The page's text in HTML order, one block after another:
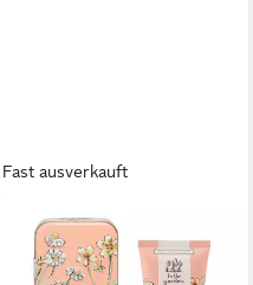
Fast ausverkauft
HEATHCOTE & IVORY
Handcreme Blechdose 100
ml, 1-tlg., Bussy Bees - Vegan